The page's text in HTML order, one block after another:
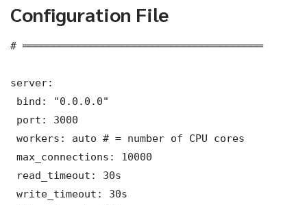
Configuration File
# ═══════════════════════════════════════
server:
bind: "0.0.0.0"
port: 3000
workers: auto # = number of CPU cores
max_connections: 10000
read_timeout: 30s
write_timeout: 30s